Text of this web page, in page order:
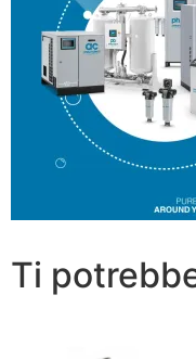
Ti